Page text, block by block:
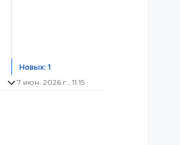
Новых: 1
7 июн. 2026 г., 11:15